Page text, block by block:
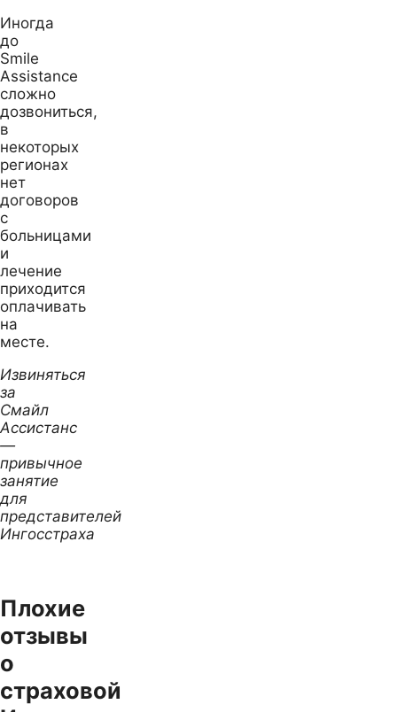
Иногда
до
Smile
Assistance
сложно
дозвониться,
в
некоторых
регионах
нет
договоров
с
больницами
и
лечение
приходится
оплачивать
на
месте.
Извиняться
за
Смайл
Ассистанс
—
привычное
занятие
для
представителей
Ингосстраха
Плохие
отзывы
о
страховой